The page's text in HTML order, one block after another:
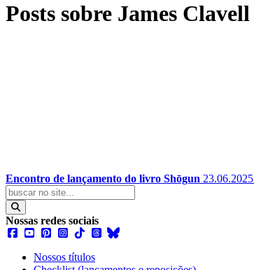
Posts sobre James Clavell
Encontro de lançamento do livro Shōgun 23.06.2025
Nossas redes sociais
Nossos títulos